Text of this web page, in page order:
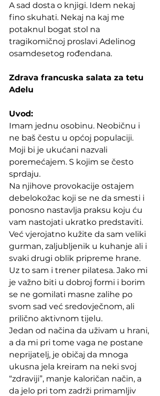
A sad dosta o knjigi. Idem nekaj
fino skuhati. Nekaj na kaj me
potaknul bogat stol na
tragikomičnoj proslavi Adelinog
osamdesetog rođendana.
Zdrava francuska salata za tetu
Adelu
Uvod:
Imam jednu osobinu. Neobičnu i
ne baš čestu u općoj populaciji.
Moji bi je ukućani nazvali
poremećajem. S kojim se često
sprdaju.
Na njihove provokacije ostajem
debelokožac koji se ne da smesti i
ponosno nastavlja praksu koju ću
vam nastojati ukratko predstaviti.
Već vjerojatno kužite da sam veliki
gurman, zaljubljenik u kuhanje ali i
svaki drugi oblik pripreme hrane.
Uz to sam i trener pilatesa. Jako mi
je važno biti u dobroj formi i borim
se ne gomilati masne zalihe po
svom sad već sredovječnom, ali
prilično aktivnom tijelu.
Jedan od načina da uživam u hrani,
a da mi pri tome vaga ne postane
neprijatelj, je običaj da mnoga
ukusna jela kreiram na neki svoj
“zdraviji”, manje kaloričan način, a
da jelo pri tom zadrži primamljiv